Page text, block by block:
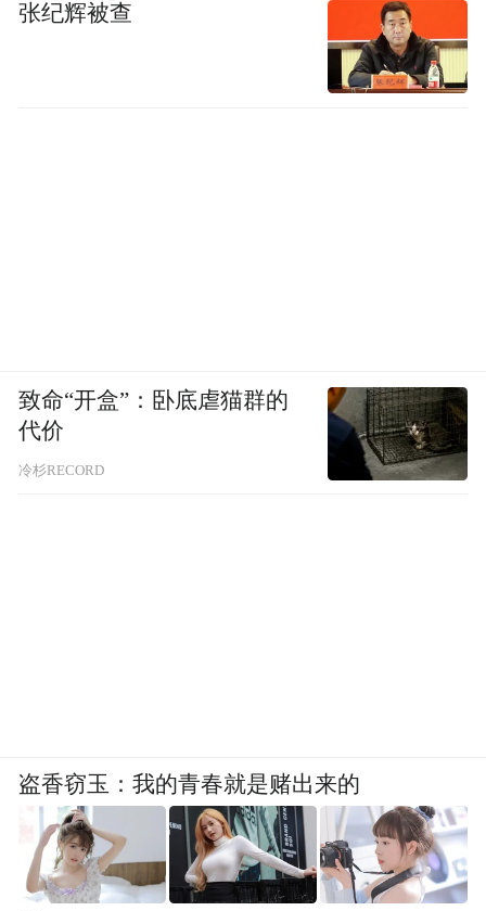
张纪辉被查
致命“开盒”：卧底虐猫群的
代价
冷杉RECORD
盗香窃玉：我的青春就是赌出来的